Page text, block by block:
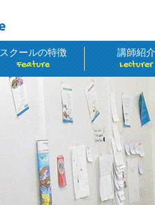
スクールの特徴
Feature
講師紹介
Lecturer